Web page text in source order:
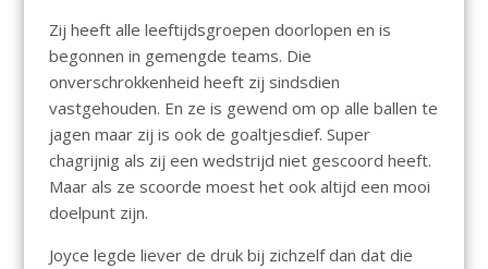
Zij heeft alle leeftijdsgroepen doorlopen en is
begonnen in gemengde teams. Die
onverschrokkenheid heeft zij sindsdien
vastgehouden. En ze is gewend om op alle ballen te
jagen maar zij is ook de goaltjesdief. Super
chagrijnig als zij een wedstrijd niet gescoord heeft.
Maar als ze scoorde moest het ook altijd een mooi
doelpunt zijn.
Joyce legde liever de druk bij zichzelf dan dat die